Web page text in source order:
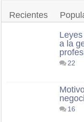
Recientes
a la
22
16